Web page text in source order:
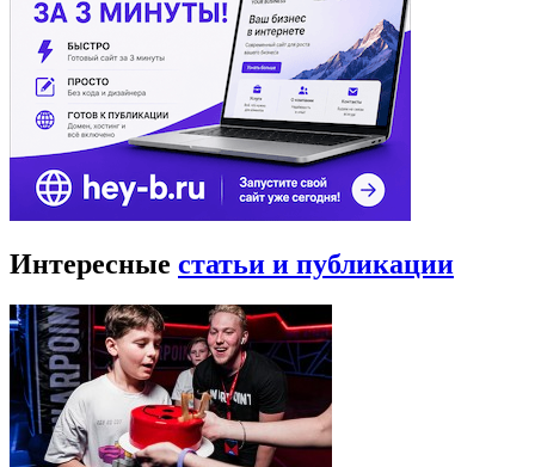
Интересные статьи и публикации